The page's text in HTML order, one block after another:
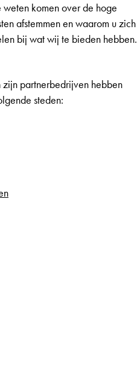
weten komen over de hoge
afstemmen en waarom u zich
bij wat wij te bieden hebben.
partnerbedrijven hebben
steden: